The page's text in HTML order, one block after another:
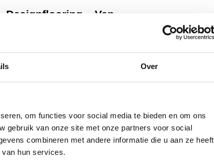
Over
om functies voor social media te bieden en om ons
gebruik van onze site met onze partners voor social
combineren met andere informatie die u aan ze heeft
hun services.
Designflooring – Van